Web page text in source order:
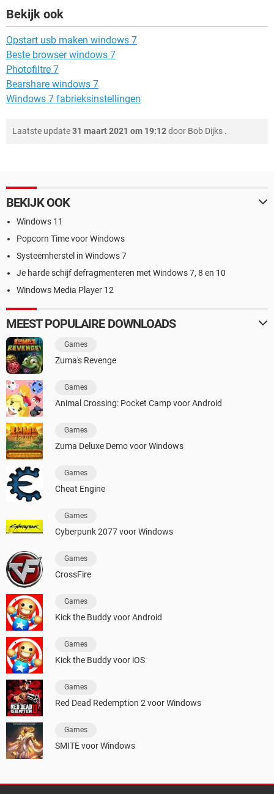
Bekijk ook
Opstart usb maken windows 7
Beste browser windows 7
Photofiltre 7
Bearshare windows 7
Windows 7 fabrieksinstellingen
Laatste update31 maart 2021 om 19:12door Bob Dijks .
BEKIJK OOK
Windows 11
Popcorn Time voor Windows
Systeemherstel in Windows 7
Je harde schijf defragmenteren met Windows 7, 8 en 10
Windows Media Player 12
MEEST POPULAIRE DOWNLOADS
Games
Zuma's Revenge
Games
Animal Crossing: Pocket Camp voor Android
Games
Zuma Deluxe Demo voor Windows
Games
Cheat Engine
Games
Cyberpunk 2077 voor Windows
Games
CrossFire
Games
Kick the Buddy voor Android
Games
Kick the Buddy voor iOS
Games
Red Dead Redemption 2 voor Windows
Games
SMITE voor Windows